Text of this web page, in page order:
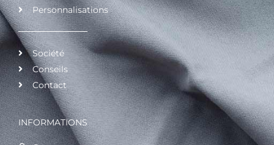
Personnalisations
Société
Conseils
Contact
INFORMATIONS